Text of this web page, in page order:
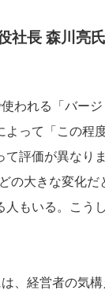
社長 森川亮
われる「バー
よって「この程
て評価が異なり
の大きな変化
もいる。こう
、経営者の気